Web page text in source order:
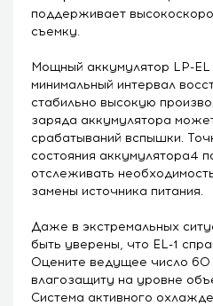
поддерживает
съемку.
Мощный аккумулятор LP-EL
минимальный интервал
стабильно высокую
заряда аккумулятора
срабатываний вспышки.
состояния аккумулятора4
отслеживать
замены источника питания.
Даже в экстремальных
быть уверены, что EL-1
Оцените ведущее число
влагозащиту на уровне
Система активного